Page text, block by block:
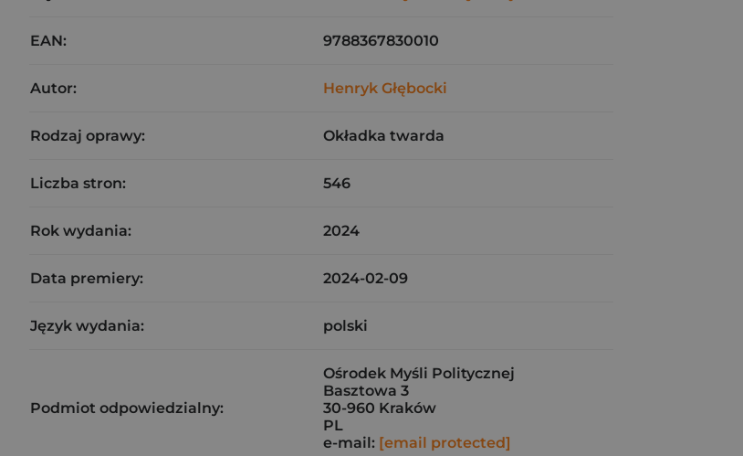
EAN: 9788367830010
Autor: Henryk Głębocki
Rodzaj oprawy: Okładka twarda
Liczba stron: 546
Rok wydania: 2024
Data premiery: 2024-02-09
Język wydania: polski
Podmiot odpowiedzialny:
Ośrodek Myśli Politycznej
Basztowa 3
30-960 Kraków
PL
e-mail: [email protected]